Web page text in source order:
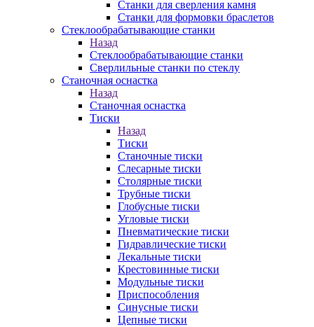
Станки для сверления камня
Станки для формовки браслетов
Стеклообрабатывающие станки
Назад
Стеклообрабатывающие станки
Сверлильные станки по стеклу
Станочная оснастка
Назад
Станочная оснастка
Тиски
Назад
Тиски
Станочные тиски
Слесарные тиски
Столярные тиски
Трубные тиски
Глобусные тиски
Угловые тиски
Пневматические тиски
Гидравлические тиски
Лекальные тиски
Крестовинные тиски
Модульные тиски
Приспособления
Синусные тиски
Цепные тиски